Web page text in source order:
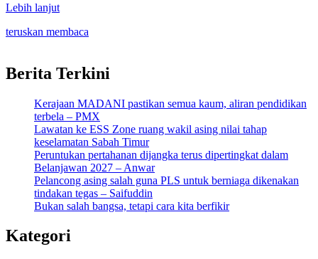
Lebih lanjut
teruskan membaca
Berita Terkini
Kerajaan MADANI pastikan semua kaum, aliran pendidikan
terbela – PMX
Lawatan ke ESS Zone ruang wakil asing nilai tahap
keselamatan Sabah Timur
Peruntukan pertahanan dijangka terus dipertingkat dalam
Belanjawan 2027 – Anwar
Pelancong asing salah guna PLS untuk berniaga dikenakan
tindakan tegas – Saifuddin
Bukan salah bangsa, tetapi cara kita berfikir
Kategori